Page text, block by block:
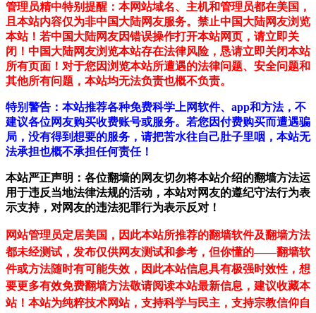
管理员精中特别提醒：本网站域名、主机和管理员都在美国，
且本站内容仅为非中国大陆网友服务。禁止中国大陆网友浏览
本站！若中国大陆网友因错误操作打开本站网页，请立即关
闭！中国大陆网友浏览本站存在法律风险，恳请立即关闭本站
所有页面！对于您因浏览本站所遭遇的法律问题、安全问题和
其他所有问题，本站均无法负责也概不负责。
特别警告：本站推荐各种免费科学上网软件、app和方法，不
建议各位网友购买收费账号或服务。若您因付费购买而遭遇骗
局，没有得到想要的服务，请把苦水往自己肚子里咽，本站无
法承担也概不承担任何责任！
本站严正声明：各位翻墙的网友切勿将本站介绍的翻墙方法运
用于违反当地法律法规的活动，本站对网友的遵纪守法行为表
示支持，对网友的违法犯罪行为表示反对！
网站管理员定居美国，因此本站所推荐的翻墙软件及翻墙方法
都未经测试，发布仅供网友测试和参考，但你懂的——翻墙软
件或方法随时有可能失效，因此本站信息具有极强时效性，想
要更多有效免费翻墙方法敬请阅读本站最新信息，建议收藏本
站！ 本站为纯粹技术网站，支持科学与民主，支持宗教信仰自